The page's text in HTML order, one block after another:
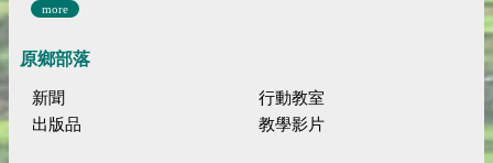
more
原鄉部落
新聞
行動教室
出版品
教學影片